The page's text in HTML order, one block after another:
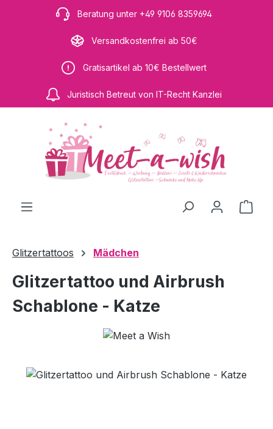
Zum Hauptinhalt springenBeratung unter +49 9106 8359694
Versandkostenfrei ab 50€
Gratisartikel ab 10€ Bestellwert
Juristisch Betreut von IT-Recht Kanzlei
Glitzertattoos Mädchen
Glitzertattoo und Airbrush
Schablone - Katze
Bildergalerie überspringen